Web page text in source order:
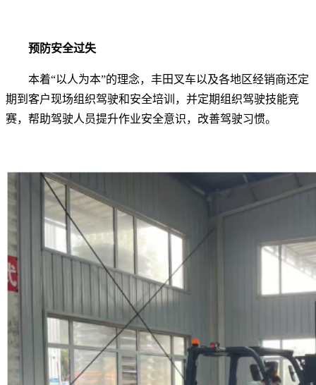
预防安全过失
本着“以人为本”的理念，丰田叉车以及各地区经销商还定
期到客户现场组织驾驶和安全培训，并定期组织驾驶技能竞
赛，帮助驾驶人员提升作业安全意识，改善驾驶习惯。